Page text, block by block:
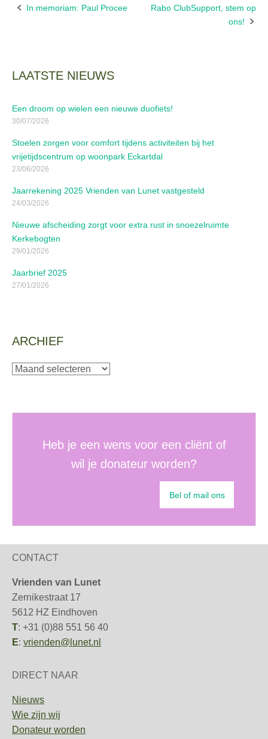
Bericht
In memoriam: Paul Procee
Rabo ClubSupport, stem op
ons!
LAATSTE NIEUWS
Een droom op wielen een nieuwe duofiets!
30/07/2026
Stoelen zorgen voor comfort tijdens activiteiten bij het
vrijetijdscentrum op woonpark Eckartdal
23/06/2026
Jaarrekening 2025 Vrienden van Lunet vastgesteld
24/03/2026
Nieuwe afscheiding zorgt voor extra rust in snoezelruimte
Kerkebogten
29/01/2026
Jaarbrief 2025
27/01/2026
ARCHIEF
Archief
Heb je een wens voor een cliënt of
wil je donateur worden?
Bel of mail ons
CONTACT
Vrienden van Lunet
Zernikestraat 17
5612 HZ Eindhoven
T: +31 (0)88 551 56 40
E: vrienden@lunet.nl
DIRECT NAAR
Nieuws
Wie zijn wij
Donateur worden